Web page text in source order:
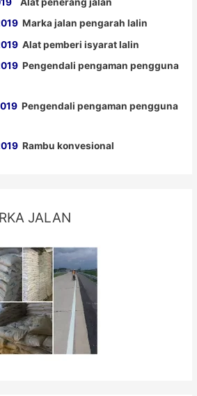
Marka jalan pengarah lalin
Alat pemberi isyarat lalin
Pengendali pengaman pengguna
Pengendali pengaman pengguna
Rambu konvesional
JALAN